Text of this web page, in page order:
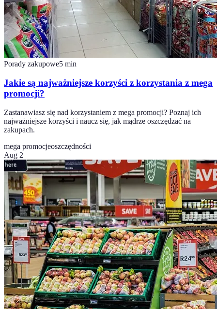
Porady zakupowe5 min
Jakie są najważniejsze korzyści z korzystania z mega
promocji?
Zastanawiasz się nad korzystaniem z mega promocji? Poznaj ich
najważniejsze korzyści i naucz się, jak mądrze oszczędzać na
zakupach.
mega promocjeoszczędności
Aug 2